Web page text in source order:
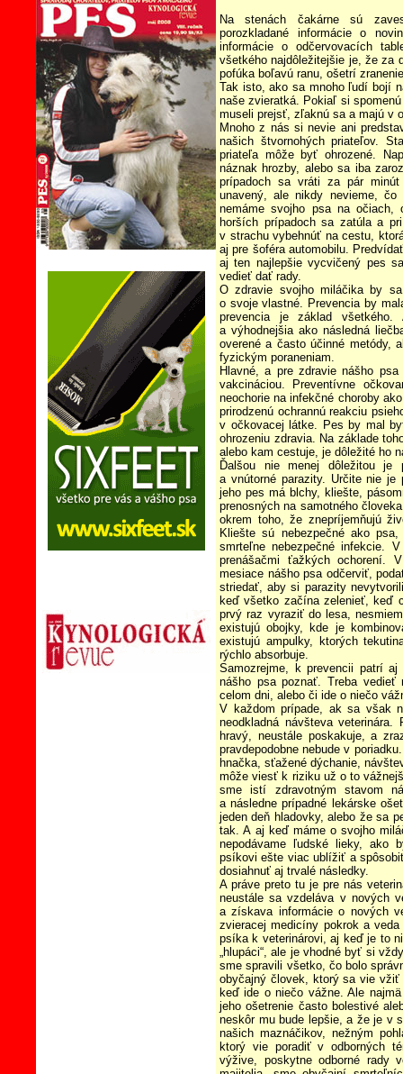
Na stenách čakárne sú
porozkladané informácie o
informácie o odčervovacích
všetkého najdôležitejšie je, že
pofúka boľavú ranu, ošetrí
Tak isto, ako sa mnoho ľudí bojí
naše zvieratká. Pokiaľ si
museli prejsť, zľaknú sa a majú v
Mnoho z nás si nevie ani
našich štvornohých priateľov.
priateľa môže byť ohrozené.
náznak hrozby, alebo sa iba
prípadoch sa vráti za pár
unavený, ale nikdy nevieme,
nemáme svojho psa na
horších prípadoch sa zatúla a
v strachu vybehnúť na cestu,
aj pre šoféra automobilu.
aj ten najlepšie vycvičený pes
vedieť dať rady.
O zdravie svojho miláčika by
o svoje vlastné. Prevencia by
prevencia je základ
a výhodnejšia ako následná
overené a často účinné metódy,
fyzickým poraneniam.
Hlavné, a pre zdravie nášho
vakcináciou. Preventívne
neochorie na infekčné choroby
prirodzenú ochrannú reakciu
v očkovacej látke. Pes by mal
ohrozeniu zdravia. Na základe
alebo kam cestuje, je dôležité ho
Ďalšou nie menej dôležitou je
a vnútorné parazity. Určite nie
jeho pes má blchy, kliešte,
prenosných na samotného
okrem toho, že znepríjemňujú
Kliešte sú nebezpečné ako
smrteľne nebezpečné infekcie.
prenášačmi ťažkých ochorení.
mesiace nášho psa odčerviť,
striedať, aby si parazity
keď všetko začína zelenieť, keď
prvý raz vyraziť do lesa,
existujú obojky, kde je
existujú ampulky, ktorých
rýchlo absorbuje.
Samozrejme, k prevencii patrí
nášho psa poznať. Treba
celom dni, alebo či ide o niečo
V každom prípade, ak sa však
neodkladná návšteva
hravý, neustále poskakuje, a
pravdepodobne nebude v
hnačka, sťažené dýchanie,
môže viesť k riziku už o to
sme istí zdravotným stavom
a následne prípadné lekárske
jeden deň hladovky, alebo že sa
tak. A aj keď máme o svojho
nepodávame ľudské lieky, ako
psíkovi ešte viac ublížiť a
dosiahnuť aj trvalé následky.
A práve preto tu je pre nás
neustále sa vzdeláva v nových
a získava informácie o nových
zvieracej medicíny pokrok a
psíka k veterinárovi, aj keď je to
„hlupáci“, ale je vhodné byť si
sme spravili všetko, čo bolo
obyčajný človek, ktorý sa vie
keď ide o niečo vážne. Ale
jeho ošetrenie často bolestivé
neskôr mu bude lepšie, a že je v
našich maznáčikov, nežným
ktorý vie poradiť v odborných
výžive, poskytne odborné rady